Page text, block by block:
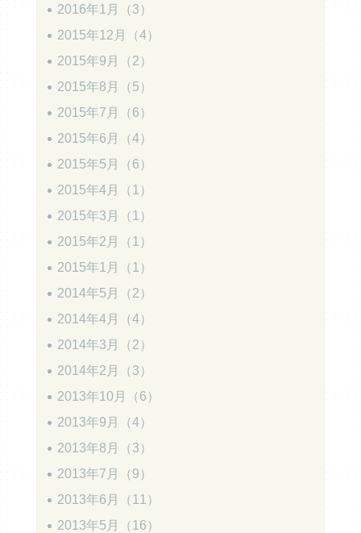
2016年1月（3）
2015年12月（4）
2015年9月（2）
2015年8月（5）
2015年7月（6）
2015年6月（4）
2015年5月（6）
2015年4月（1）
2015年3月（1）
2015年2月（1）
2015年1月（1）
2014年5月（2）
2014年4月（4）
2014年3月（2）
2014年2月（3）
2013年10月（6）
2013年9月（4）
2013年8月（3）
2013年7月（9）
2013年6月（11）
2013年5月（16）